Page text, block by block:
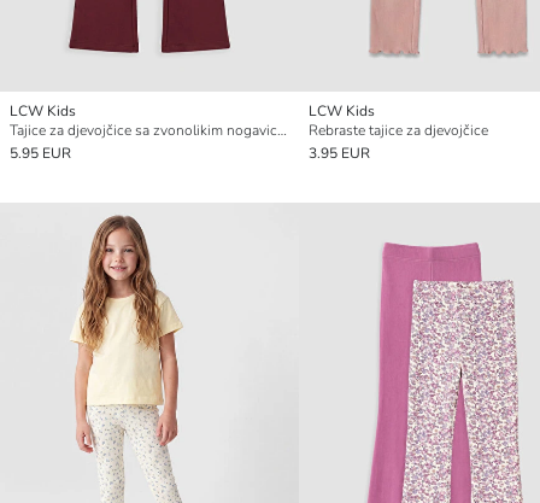
LCW Kids
Tajice za djevojčice sa zvonolikim nogavicama i elastičnim strukom
5.95 EUR
LCW Kids
Rebraste tajice za djevojčice
3.95 EUR